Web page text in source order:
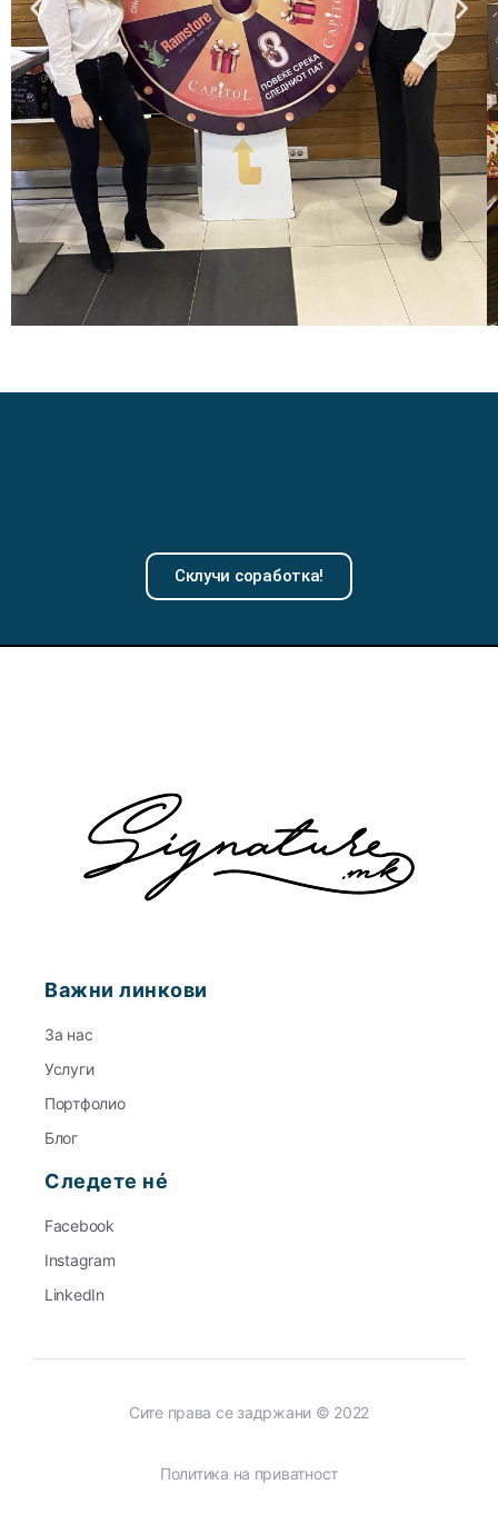
Склучи соработка!
Важни линкови
За нас
Услуги
Портфолио
Блог
Следете нé
Facebook
Instagram
LinkedIn
Сите права се задржани © 2022
Политика на приватност